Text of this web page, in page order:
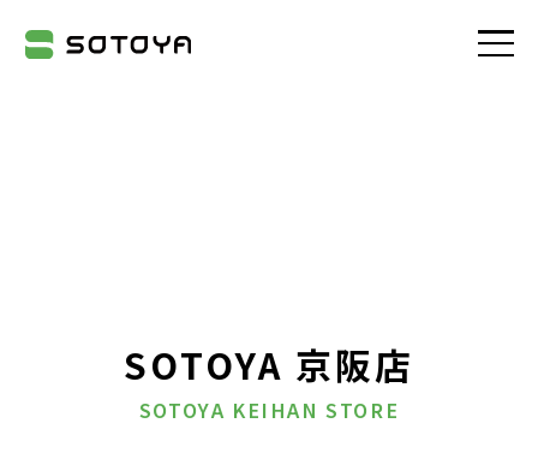
株式会社SOTOYA
SOTOYA 京阪店
SOTOYA KEIHAN STORE